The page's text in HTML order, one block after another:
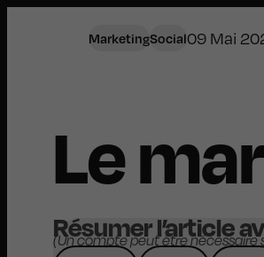
MarketingSocial09 Mai
Le
Résumer l’article
(Un compte peut être nécessaire